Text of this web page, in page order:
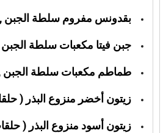
بقدونس مفروم سلطة الجبن ,
جبن فيتا مكعبات سلطة الجبن
طماطم مكعبات سلطة الجبن
زيتون أخضر منزوع البذر (
زيتون أسود منزوع البذر (